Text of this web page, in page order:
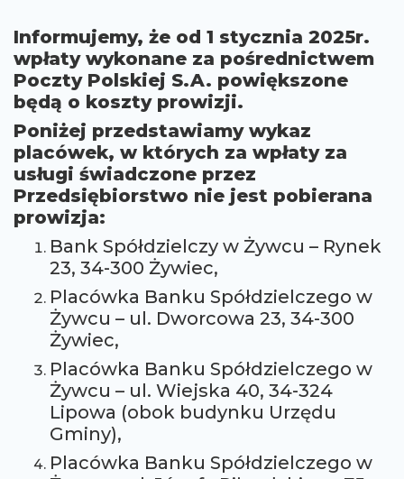
Informujemy, że od 1 stycznia 2025r.
wpłaty wykonane za pośrednictwem
Poczty Polskiej S.A. powiększone
będą o koszty prowizji.
Poniżej przedstawiamy wykaz
placówek, w których za wpłaty za
usługi świadczone przez
Przedsiębiorstwo nie jest pobierana
prowizja:
Bank Spółdzielczy w Żywcu – Rynek
23, 34-300 Żywiec,
Placówka Banku Spółdzielczego w
Żywcu – ul. Dworcowa 23, 34-300
Żywiec,
Placówka Banku Spółdzielczego w
Żywcu – ul. Wiejska 40, 34-324
Lipowa (obok budynku Urzędu
Gminy),
Placówka Banku Spółdzielczego w